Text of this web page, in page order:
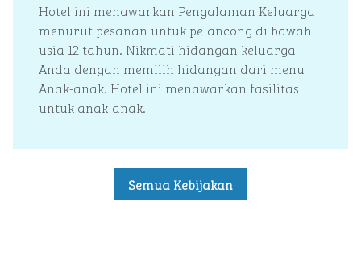
Hotel ini menawarkan Pengalaman Keluarga
menurut pesanan untuk pelancong di bawah
usia 12 tahun. Nikmati hidangan keluarga
Anda dengan memilih hidangan dari menu
Anak-anak. Hotel ini menawarkan fasilitas
untuk anak-anak.
Semua Kebijakan